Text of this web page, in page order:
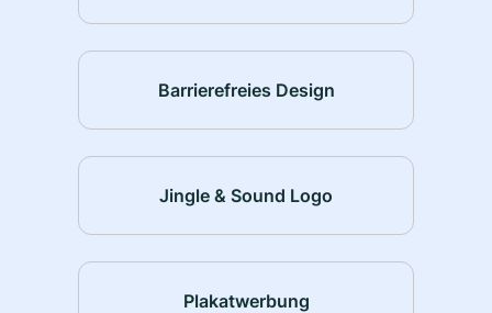
Barrierefreies Design
Jingle & Sound Logo
Plakatwerbung